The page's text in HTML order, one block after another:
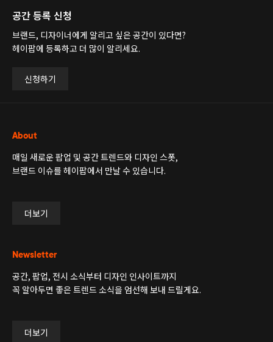
공간 등록 신청
브랜드, 디자이너에게 알리고 싶은 공간이 있다면?
헤이팝에 등록하고 더 많이 알리세요.
신청하기
About
매일 새로운 팝업 및 공간 트렌드와 디자인 스폿,
브랜드 이슈를 헤이팝에서 만날 수 있습니다.
더보기
Newsletter
공간, 팝업, 전시 소식부터 디자인 인사이트까지
꼭 알아두면 좋은 트렌드 소식을 엄선해 보내 드릴게요.
더보기